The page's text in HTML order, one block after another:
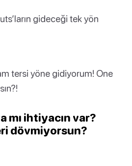
gideceği tek yön
tersi yöne gidiyorum! One
mı ihtiyacın var?
dövmiyorsun?